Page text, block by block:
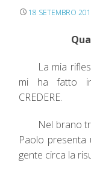
18 SETEMBRO
La mia
mi ha fatto
CREDERE.
Nel brano
Paolo presenta
gente circa la